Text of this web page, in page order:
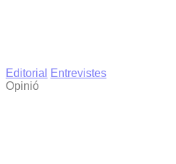
Editorial
Entrevistes
Opinió